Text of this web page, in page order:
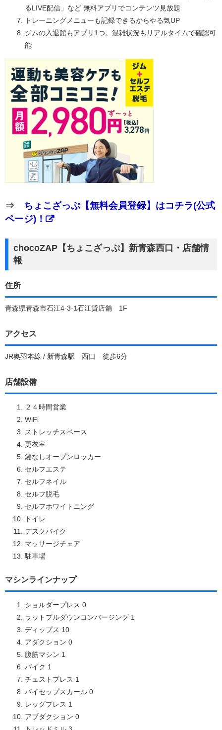
るLIVE配信」など 無料アプリでコンテンツ見放題
トレーニングメニューも記録できるからやる気UP
ジムの入退館もアプリ1つ。混雑状況もリアルタイムで確認可
能
⇒ ちょこざっぷ【無料会員登録】はコチラ(公式
ページ)！
chocoZAP【ちょこざっぷ】新青森西口・店舗情
報
住所
青森県青森市石江4-3-1石江貸店舗 1F
アクセス
JR奥羽本線 / 新青森駅 西口 徒歩6分
店舗設備
２４時間営業
WiFi
ストレッチスペース
更衣室
鍵なしオープンロッカー
セルフエステ
セルフネイル
セルフ脱毛
セルフホワイトニング
トイレ
デスクバイク
マッサージチェア
駐車場
マシンラインナップ
ショルダープレス 0
ラットプルダウンコンバージング 1
ディップス 10
アダクション 0
腹筋マシン 1
バイク 1
チェストプレス 1
バイセップスカール 0
レッグプレス 1
アブダクション 0